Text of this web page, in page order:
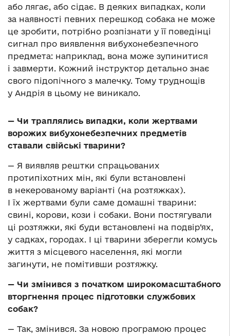
або лягає, або сідає. В деяких випадках, коли
за наявності певних перешкод собака не може
це зробити, потрібно розпізнати у її поведінці
сигнал про виявлення вибухонебезпечного
предмета: наприклад, вона може зупинитися
і завмерти. Кожний інструктор детально знає
свого підопічного з малечку. Тому труднощів
у Андрія в цьому не виникало.
— Чи траплялись випадки, коли жертвами
ворожих вибухонебезпечних предметів
ставали свійські тварини?
— Я виявляв рештки спрацьованих
протипіхотних мін, які були встановлені
в некерованому варіанті (на розтяжках).
І їх жертвами були саме домашні тварини:
свині, корови, кози і собаки. Вони постягували
ці розтяжки, які буди встановлені на подвір’ях,
у садках, городах. І ці тварини зберегли комусь
життя з місцевого населення, які могли
загинути, не помітивши розтяжку.
— Чи змінився з початком широкомасштабного
вторгнення процес підготовки службових
собак?
— Так, змінився. За новою програмою процес